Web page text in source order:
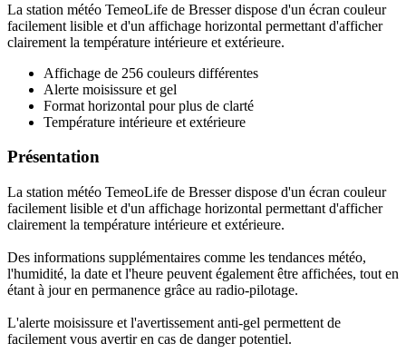
La station météo TemeoLife de Bresser dispose d'un écran couleur
facilement lisible et d'un affichage horizontal permettant d'afficher
clairement la température intérieure et extérieure.
Affichage de 256 couleurs différentes
Alerte moisissure et gel
Format horizontal pour plus de clarté
Température intérieure et extérieure
Présentation
La station météo TemeoLife de Bresser dispose d'un écran couleur
facilement lisible et d'un affichage horizontal permettant d'afficher
clairement la température intérieure et extérieure.
Des informations supplémentaires comme les tendances météo,
l'humidité, la date et l'heure peuvent également être affichées, tout en
étant à jour en permanence grâce au radio-pilotage.
L'alerte moisissure et l'avertissement anti-gel permettent de
facilement vous avertir en cas de danger potentiel.